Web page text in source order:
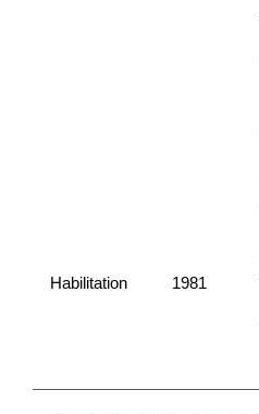
Habilitation
1981